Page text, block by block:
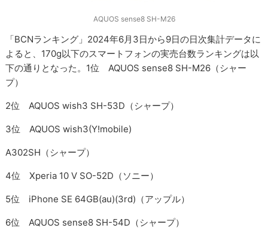
AQUOS sense8 SH-M26
「BCNランキング」2024年6月3日から9日の日次集計データに
よると、170g以下のスマートフォンの実売台数ランキングは以
下の通りとなった。1位 AQUOS sense8 SH-M26（シャー
プ）
2位 AQUOS wish3 SH-53D（シャープ）
3位 AQUOS wish3(Y!mobile)
A302SH（シャープ）
4位 Xperia 10 V SO-52D（ソニー）
5位 iPhone SE 64GB(au)(3rd)（アップル）
6位 AQUOS sense8 SH-54D（シャープ）